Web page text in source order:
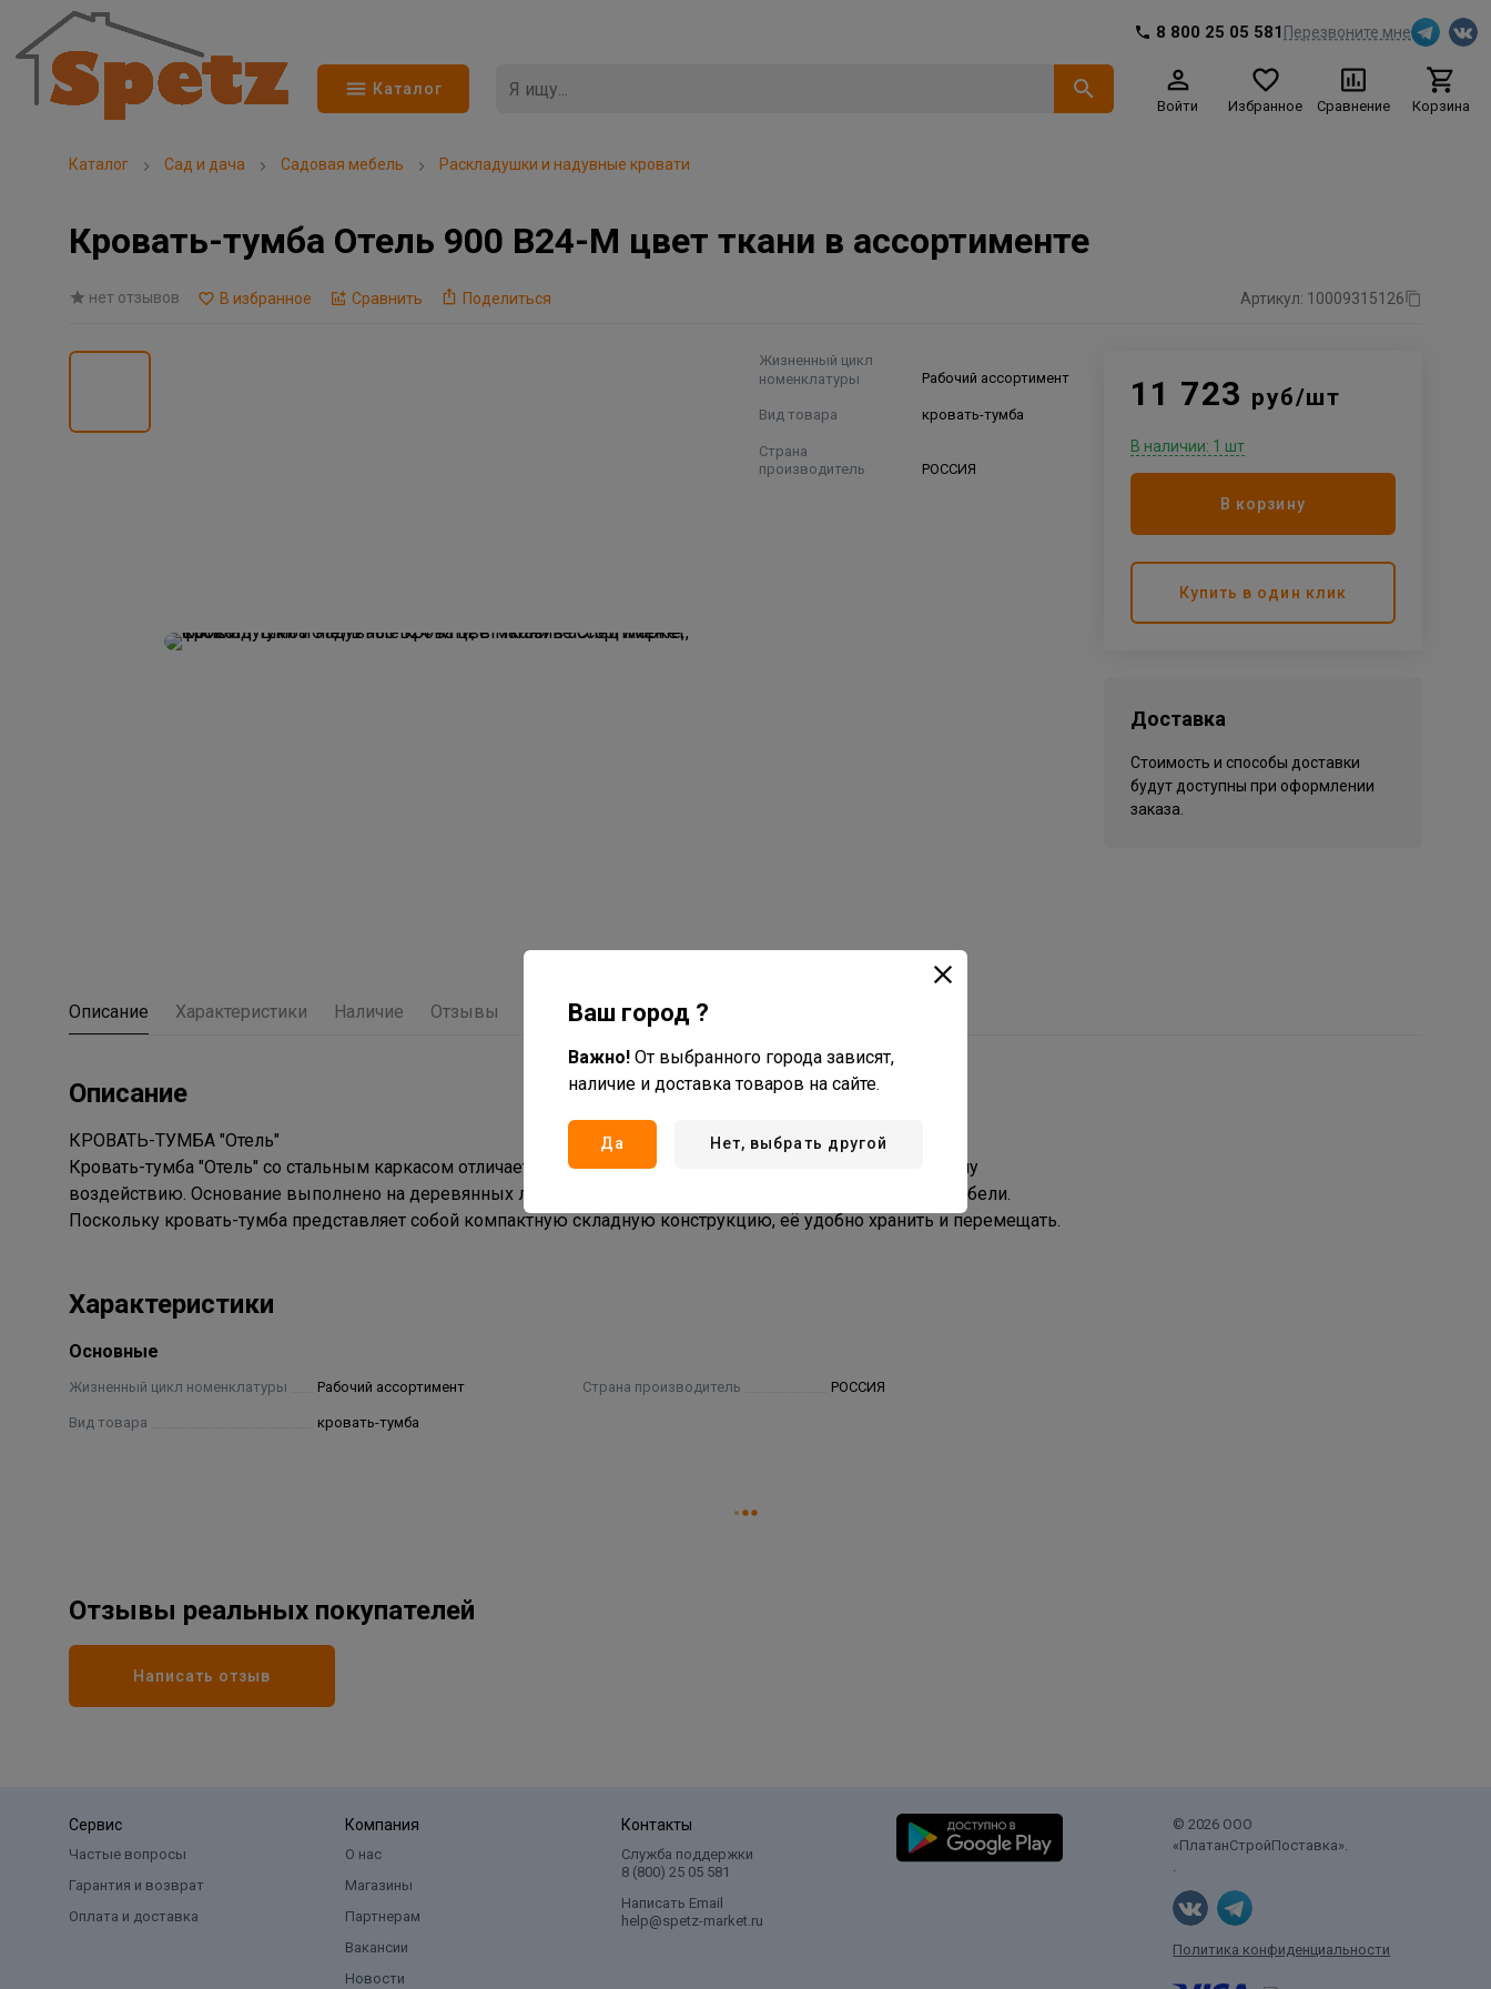
8 800 25 05 581 Перезвоните мне
Каталог
Войти Избранное Сравнение Корзина
Каталог Сад и дача Садовая мебель Раскладушки и надувные кровати
Кровать-тумба Отель 900 В24-М цвет ткани в ассортименте
нет отзывов В избранное Сравнить Поделиться Артикул: 10009315126
Жизненный цикл
номенклатуры
Рабочий ассортимент
Вид товара кровать-тумба
Страна
производитель
РОССИЯ
11 723 руб/шт
В наличии: 1 шт
В корзину
Купить в один клик
Доставка
Стоимость и способы доставки
будут доступны при оформлении
заказа.
Описание Характеристики Наличие Отзывы
Описание
КРОВАТЬ-ТУМБА "Отель"
Кровать-тумба "Отель" со стальным каркасом отличается высокой прочностью и устойчивостью к силовому
воздействию. Основание выполнено на деревянных ламелях, что гарантирует необходимую жесткость мебели.
Поскольку кровать-тумба представляет собой компактную складную конструкцию, её удобно хранить и перемещать.
Характеристики
Основные
Жизненный цикл номенклатуры Рабочий ассортимент
Вид товара кровать-тумба
Страна производитель РОССИЯ
Отзывы реальных покупателей
Написать отзыв
Сервис
Частые вопросы
Гарантия и возврат
Оплата и доставка
Компания
О нас
Магазины
Партнерам
Вакансии
Новости
Контакты
Служба поддержки
8 (800) 25 05 581
Написать Email
help@spetz-market.ru
© 2026 ООО
«ПлатанСтройПоставка».
.
Политика конфиденциальности
Ваш город ?
Важно! От выбранного города зависят,
наличие и доставка товаров на сайте.
Да Нет, выбрать другой